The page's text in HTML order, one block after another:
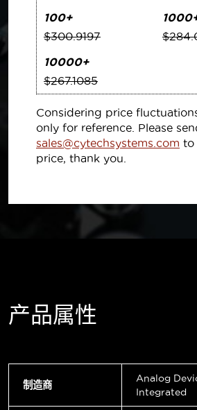
100+
$300.9197
10000+
$267.1085
Considering price
only for reference. Please
sales@cytechsystems.com to
price, thank you.
产品属性
制造商
Analog
Integrated